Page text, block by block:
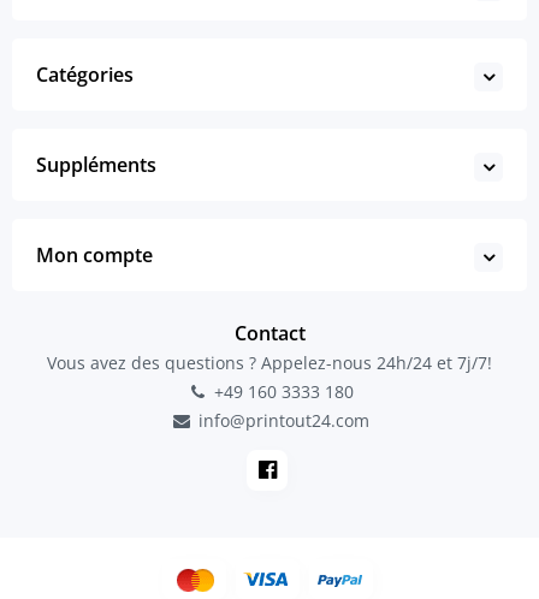
Catégories
Suppléments
Mon compte
Contact
Vous avez des questions ? Appelez-nous 24h/24 et 7j/7!
+49 160 3333 180
info@printout24.com